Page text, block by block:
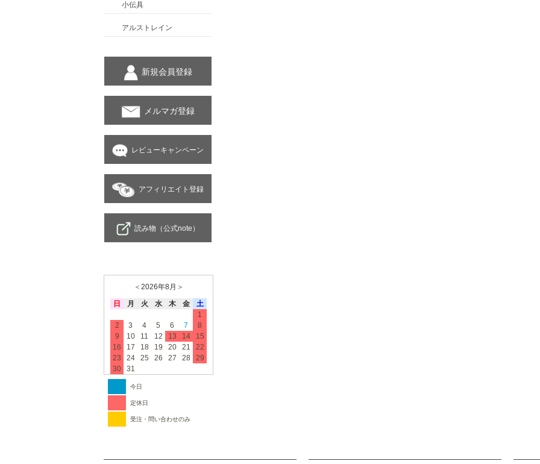
小伝具
アルストレイン
新規会員登録
メルマガ登録
レビューキャンペーン
アフィリエイト登録
読み物（公式note）
＜ 2026年8月 ＞
日
月 火 水 木 金
土
1
2
3 4 5 6 7
8
9
10 11 12 13 14
15
16
17 18 19 20 21
22
23
24 25 26 27 28
29
30
31
今日
定休日
受注・問い合わせのみ